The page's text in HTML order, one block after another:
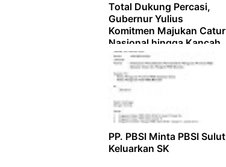
Total Dukung Percasi,
Gubernur Yulius
Komitmen Majukan Catur
Nasional hingga Kancah
Internasional
PP. PBSI Minta PBSI Sulut
Keluarkan SK